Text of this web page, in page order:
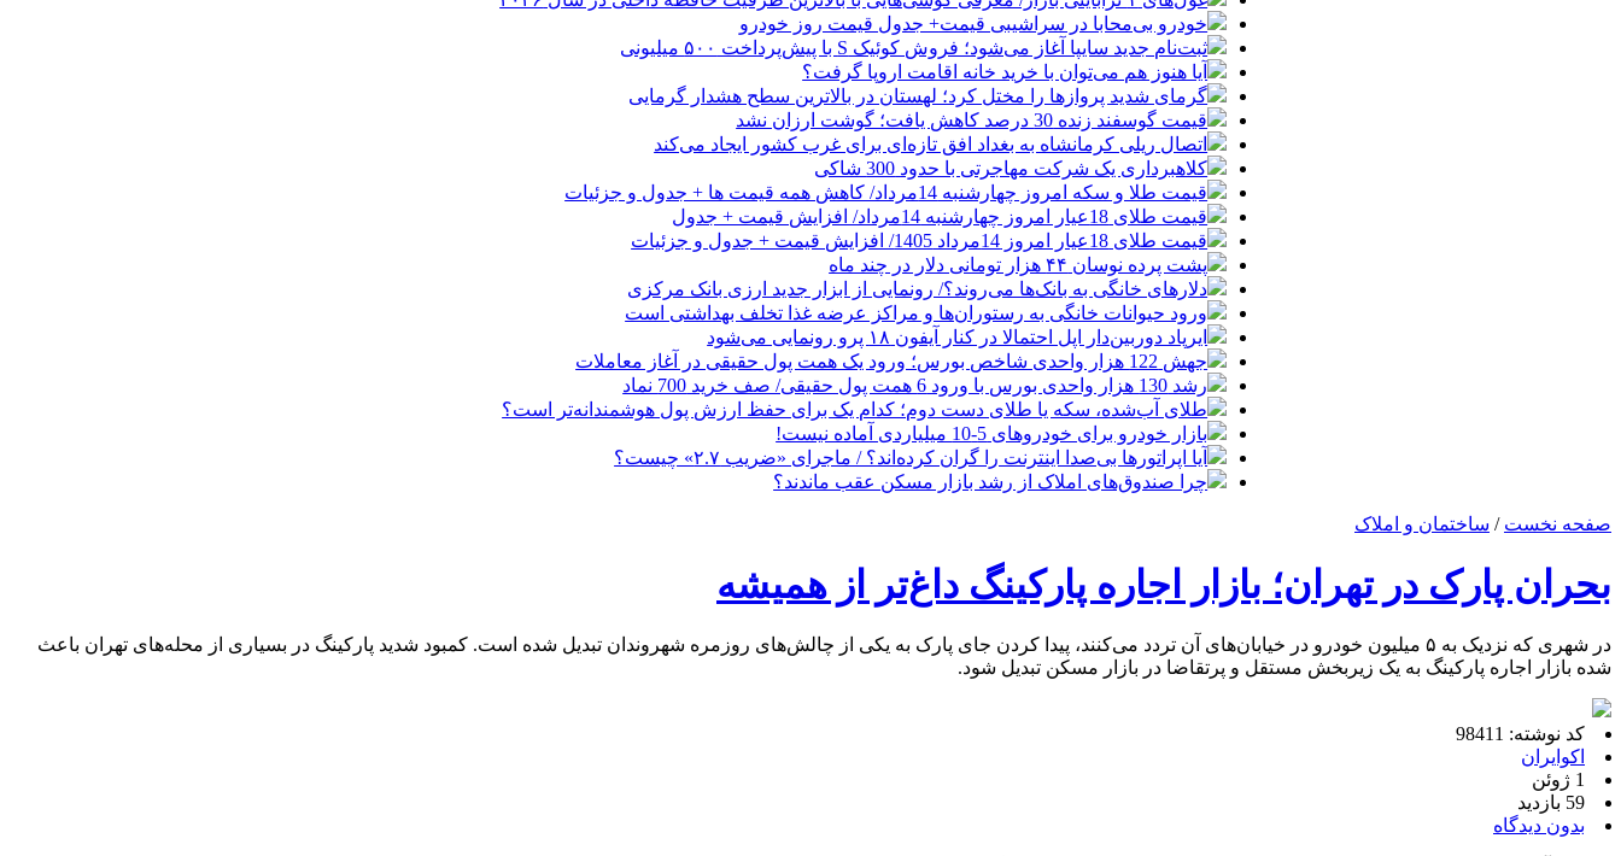
خودرو بی‌محابا در سراشیبی قیمت+ جدول قیمت روز خودرو
ثبت‌نام جدید سایپا آغاز می‌شود؛ فروش کوئیک S با پیش‌پرداخت ۵۰۰ میلیونی
آیا هنوز هم می‌توان با خرید خانه اقامت اروپا گرفت؟
گرمای شدید پروازها را مختل کرد؛ لهستان در بالاترین سطح هشدار گرمایی
قیمت گوسفند زنده 30 درصد کاهش یافت؛ گوشت ارزان نشد
اتصال ریلی کرمانشاه به بغداد افق تازه‌ای برای غرب کشور ایجاد می‌کند
کلاهبرداری یک شرکت مهاجرتی با حدود 300 شاکی
قیمت طلا و سکه امروز چهارشنبه 14مرداد/ کاهش همه قیمت ها + جدول و جزئیات
قیمت طلای 18عیار امروز چهارشنبه 14مرداد/ افزایش قیمت + جدول
قیمت طلای 18عیار امروز 14مرداد 1405/ افزایش قیمت + جدول و جزئیات
پشت پرده نوسان ۴۴ هزار تومانی دلار در چند ماه
دلارهای خانگی به بانک‌ها می‌روند؟/ رونمایی از ابزار جدید ارزی بانک مرکزی
ورود حیوانات خانگی به رستوران‌ها و مراکز عرضه غذا تخلف بهداشتی است
ایرپاد دوربین‌دار اپل احتمالا در کنار آیفون ۱۸ پرو رونمایی می‌شود
جهش 122 هزار واحدی شاخص بورس؛ ورود یک همت پول حقیقی در آغاز معاملات
رشد 130 هزار واحدی بورس با ورود 6 همت پول حقیقی/ صف خرید 700 نماد
طلای آب‌شده، سکه یا طلای دست دوم؛ کدام یک برای حفظ ارزش پول هوشمندانه‌تر است؟
بازار خودرو برای خودروهای 5-10 میلیاردی آماده نیست!
آیا اپراتورها بی‌صدا اینترنت را گران کرده‌اند؟ / ماجرای «ضریب ۲.۷» چیست؟
چرا صندوق‌های املاک از رشد بازار مسکن عقب ماندند؟
صفحه نخست / ساختمان و املاک
بحران پارک در تهران؛ بازار اجاره پارکینگ داغ‌تر از همیشه
در شهری که نزدیک به ۵ میلیون خودرو در خیابان‌های آن تردد می‌کنند، پیدا کردن جای پارک به یکی از چالش‌های روزمره شهروندان تبدیل شده است. کمبود شدید پارکینگ در بسیاری از محله‌های تهران باعث
شده بازار اجاره پارکینگ به یک زیربخش مستقل و پرتقاضا در بازار مسکن تبدیل شود.
کد نوشته: 98411
اکوایران
1 ژوئن
59 بازدید
بدون دیدگاه